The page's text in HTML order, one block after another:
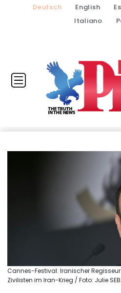
Deutsch English
Italiano
Cannes-Festival: Iranischer
Zivilisten im Iran-Krieg / Foto: Julie